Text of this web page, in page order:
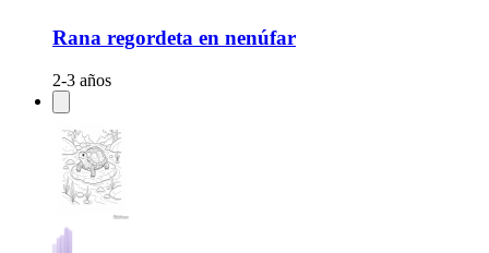
Rana regordeta en nenúfar
2-3 años